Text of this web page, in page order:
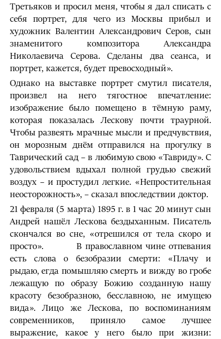
Третьяков и просил меня, чтобы я дал списать с
себя портрет, для чего из Москвы прибыл и
художник Валентин Александрович Серов, сын
знаменитого композитора Александра
Николаевича Серова. Сделаны два сеанса, и
портрет, кажется, будет превосходный».
Однако на выставке портрет смутил писателя,
произвел на него тягостное впечатление:
изображение было помещено в тёмную раму,
которая показалась Лескову почти траурной.
Чтобы развеять мрачные мысли и предчувствия,
он морозным днём отправился на прогулку в
Таврический сад – в любимую свою «Тавриду». С
удовольствием вдыхал полной грудью свежий
воздух – и простудил легкие. «Непростительная
неосторожность», – сказал впоследствии доктор.
21 февраля (5 марта) 1895 г. в 1 час 20 минут сын
Андрей нашёл Лескова бездыханным. Писатель
скончался во сне, «отрешился от тела скоро и
просто». В православном чине отпевания
есть слова о безобразии смерти: «Плачу и
рыдаю, егда помышляю смерть и вижду во гробе
лежащую по образу Божию созданную нашу
красоту безобразною, бесславною, не имущею
вида». Лицо же Лескова, по воспоминаниям
современников, приняло самое лучшее
выражение, какое у него было при жизни: